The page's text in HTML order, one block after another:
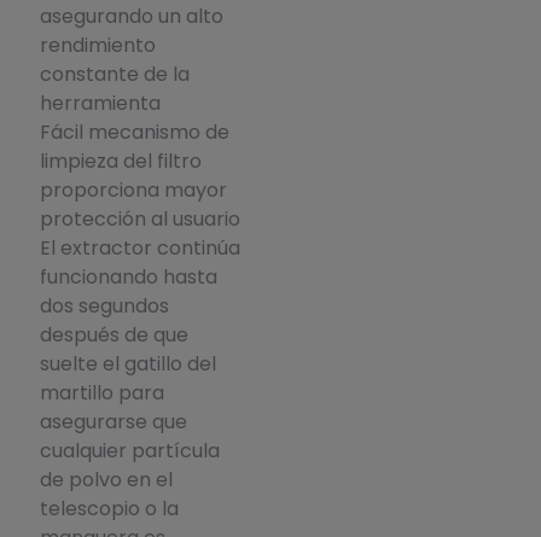
asegurando un alto
rendimiento
constante de la
herramienta
Fácil mecanismo de
limpieza del filtro
proporciona mayor
protección al usuario
El extractor continúa
funcionando hasta
dos segundos
después de que
suelte el gatillo del
martillo para
asegurarse que
cualquier partícula
de polvo en el
telescopio o la